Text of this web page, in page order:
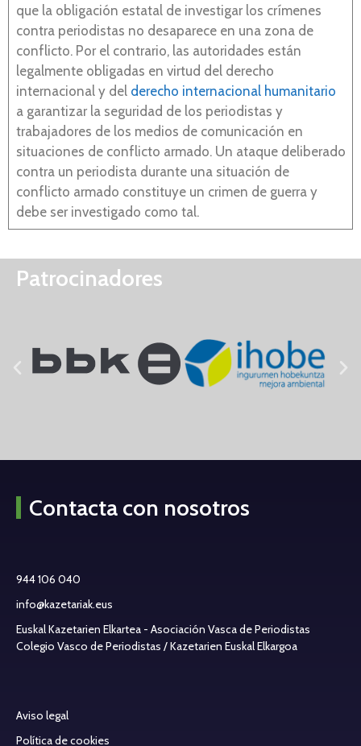
que la obligación estatal de investigar los crímenes
contra periodistas no desaparece en una zona de
conflicto. Por el contrario, las autoridades están
legalmente obligadas en virtud del derecho
internacional y del derecho internacional humanitario
a garantizar la seguridad de los periodistas y
trabajadores de los medios de comunicación en
situaciones de conflicto armado. Un ataque deliberado
contra un periodista durante una situación de
conflicto armado constituye un crimen de guerra y
debe ser investigado como tal.
Patrocinadores
Contacta con nosotros
944 106 040
info@kazetariak.eus
Euskal Kazetarien Elkartea - Asociación Vasca de Periodistas
Colegio Vasco de Periodistas / Kazetarien Euskal Elkargoa
Aviso legal
Política de cookies